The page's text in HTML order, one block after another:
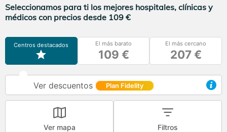
Seleccionamos para ti los mejores hospitales, clínicas y
médicos con precios desde 109 €
Centros destacados El más barato
109 €
El más cercano
207 €
Ver descuentos Plan Fidelity
Ver mapa Filtros